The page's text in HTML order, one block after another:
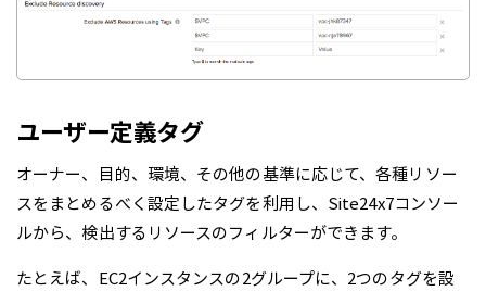
ユーザー定義タグ
オーナー、目的、環境、その他の基準に応じて、各種リソー
スをまとめるべく設定したタグを利用し、Site24x7コンソー
ルから、検出するリソースのフィルターができます。
たとえば、EC2インスタンスの2グループに、2つのタグを設